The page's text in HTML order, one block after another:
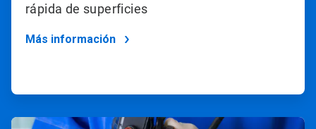
rápida de superficies
Más información
ArticleTile